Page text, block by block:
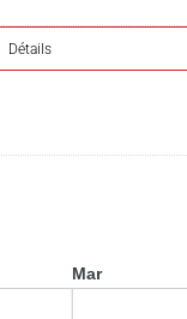
Détails
Mar